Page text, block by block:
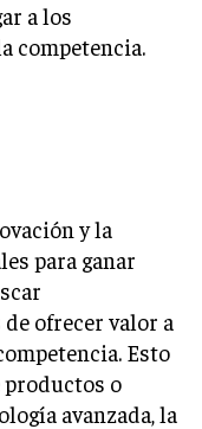
a los
competencia.
y la
para ganar
ofrecer valor a
Esto
o
avanzada, la